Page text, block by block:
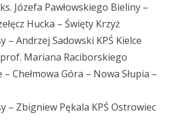
Józefa Pawłowskiego Bieliny –
Hucka – Święty Krzyż
– Andrzej Sadowski KPŚ Kielce
Mariana Raciborskiego
Chełmowa Góra – Nowa Słupia –
– Zbigniew Pękala KPŚ Ostrowiec